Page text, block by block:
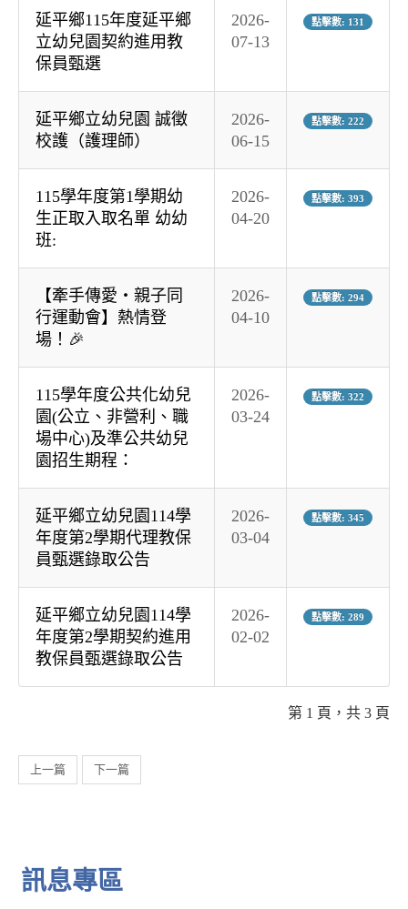
延平鄉115年度延平鄉
立幼兒園契約進用教
保員甄選
2026-
07-13
點擊數: 131
延平鄉立幼兒園 誠徵
校護（護理師）
2026-
06-15
點擊數: 222
115學年度第1學期幼
生正取入取名單 幼幼
班:
2026-
04-20
點擊數: 393
【牽手傳愛・親子同
行運動會】熱情登
場！🎉
2026-
04-10
點擊數: 294
115學年度公共化幼兒
園(公立、非營利、職
場中心)及準公共幼兒
園招生期程：
2026-
03-24
點擊數: 322
延平鄉立幼兒園114學
年度第2學期代理教保
員甄選錄取公告
2026-
03-04
點擊數: 345
延平鄉立幼兒園114學
年度第2學期契約進用
教保員甄選錄取公告
2026-
02-02
點擊數: 289
第 1 頁，共 3 頁
上一篇 下一篇
訊息專區